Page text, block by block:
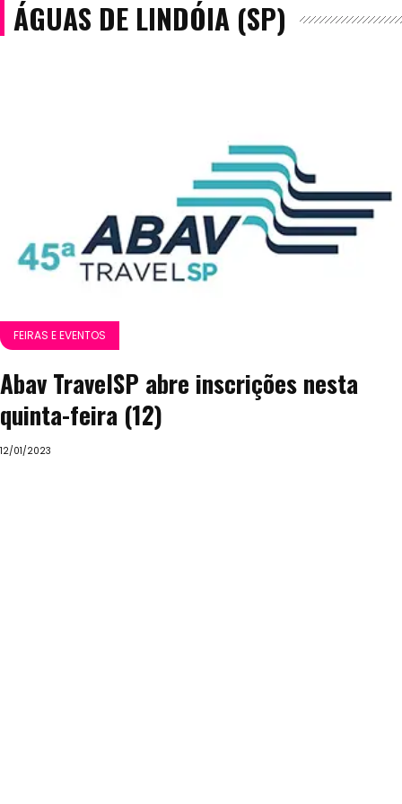
ÁGUAS DE LINDÓIA (SP)
FEIRAS E EVENTOS
Abav TravelSP abre inscrições nesta
quinta-feira (12)
12/01/2023